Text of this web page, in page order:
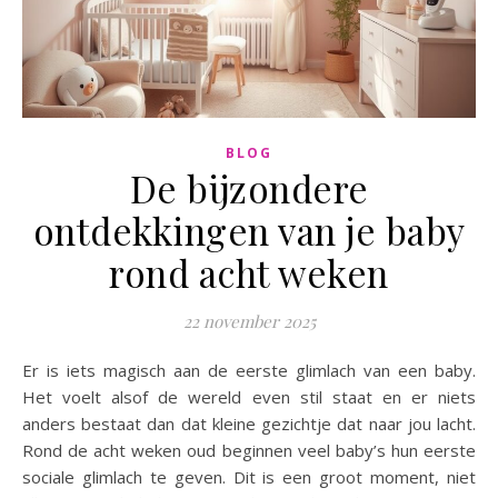
BLOG
De bijzondere
ontdekkingen van je baby
rond acht weken
22 november 2025
Er is iets magisch aan de eerste glimlach van een baby.
Het voelt alsof de wereld even stil staat en er niets
anders bestaat dan dat kleine gezichtje dat naar jou lacht.
Rond de acht weken oud beginnen veel baby’s hun eerste
sociale glimlach te geven. Dit is een groot moment, niet